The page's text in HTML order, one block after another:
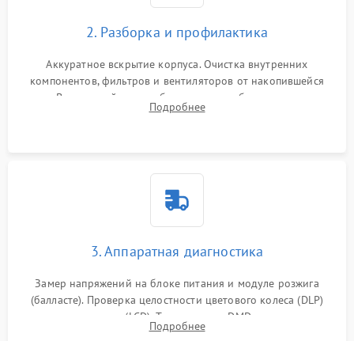
2. Разборка и профилактика
Аккуратное вскрытие корпуса. Очистка внутренних
компонентов, фильтров и вентиляторов от накопившейся
пыли. Визуальный осмотр блока питания, балласта лампы и
материнской платы на наличие прогаров или вздутых
Подробнее
3. Аппаратная диагностика
Замер напряжений на блоке питания и модуле розжига
(балласте). Проверка целостности цветового колеса (DLP)
или поляризаторов (LCD). Тестирование DMD-чипа, датчиков
температуры и оптопар с помощью мультиметра и
Подробнее